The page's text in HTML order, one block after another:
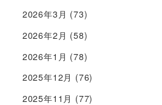
2026年3月 (73)
2026年2月 (58)
2026年1月 (78)
2025年12月 (76)
2025年11月 (77)